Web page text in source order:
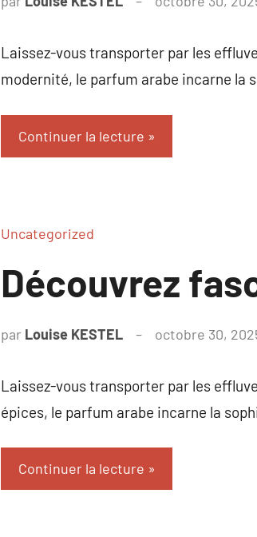
Laissez-vous transporter par les
modernité, le parfum arabe incarne la
Continuer la lecture
Uncategorized
Découvrez
par Louise KESTEL octobre 30,
Laissez-vous transporter par les
épices, le parfum arabe incarne la
Continuer la lecture